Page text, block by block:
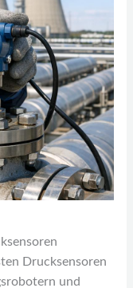
Drucksensoren
und